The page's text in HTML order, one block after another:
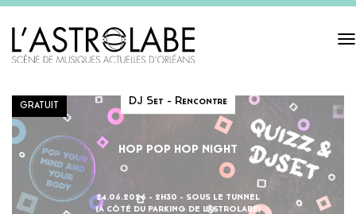
GRATUIT DJ Set - Rencontre
HOP POP HOP NIGHT
24.06.2026 - 2H30 - SOUS LE TUNNEL
(À CÔTÉ DU PARKING DE L'ASTROLABE)